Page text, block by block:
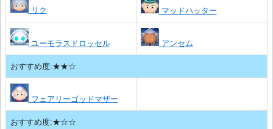
リク マッドハッター
ユーモラスドロッセル アンセム
おすすめ度:★★☆
フェアリーゴッドマザー
おすすめ度:★☆☆